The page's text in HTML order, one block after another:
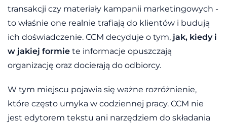
transakcji czy materiały kampanii marketingowych -
to właśnie one realnie trafiają do klientów i budują
ich doświadczenie. CCM decyduje o tym, jak, kiedy i
w jakiej formie te informacje opuszczają
organizację oraz docierają do odbiorcy.
W tym miejscu pojawia się ważne rozróżnienie,
które często umyka w codziennej pracy. CCM nie
jest edytorem tekstu ani narzędziem do składania